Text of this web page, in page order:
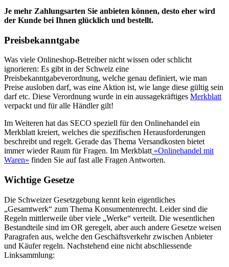
Je mehr Zahlungsarten Sie anbieten können, desto eher wird
der Kunde bei Ihnen glücklich und bestellt.
Preisbekanntgabe
Was viele Onlineshop-Betreiber nicht wissen oder schlicht
ignorieren: Es gibt in der Schweiz eine
Preisbekanntgabeverordnung, welche genau definiert, wie man
Preise ausloben darf, was eine Aktion ist, wie lange diese gültig sein
darf etc. Diese Verordnung wurde in ein aussagekräftiges Merkblatt
verpackt und für alle Händler gilt!
Im Weiteren hat das SECO speziell für den Onlinehandel ein
Merkblatt kreiert, welches die spezifischen Herausforderungen
beschreibt und regelt. Gerade das Thema Versandkosten bietet
immer wieder Raum für Fragen. Im Merkblatt«Onlinehandel mit
Waren» finden Sie auf fast alle Fragen Antworten.
Wichtige Gesetze
Die Schweizer Gesetzgebung kennt kein eigentliches
„Gesamtwerk“ zum Thema Konsumentenrecht. Leider sind die
Regeln mittlerweile über viele „Werke“ verteilt. Die wesentlichen
Bestandteile sind im OR geregelt, aber auch andere Gesetze weisen
Paragrafen aus, welche den Geschäftsverkehr zwischen Anbieter
und Käufer regeln. Nachstehend eine nicht abschliessende
Linksammlung: